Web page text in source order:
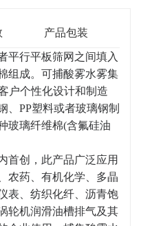
产品包装
平行平板筛网之间填入
组成。可捕酸雾水雾集
户个性化设计和制造
、PP塑料或者玻璃钢制
玻璃纤维棉(含氟硅油
首创，此产品广泛应用
农药、有机化学、多晶
表、纺织化纤、沥青饱
轮机润滑油槽排气及其